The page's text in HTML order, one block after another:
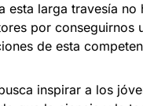
esta larga travesía
por conseguirnos
de esta
inspirar a los